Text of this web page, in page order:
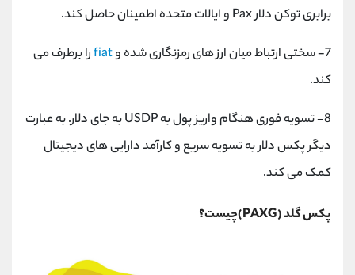
برابری توکن دلار Pax و ایالات متحده اطمینان حاصل کند.
7- سختی ارتباط میان ارز های رمزنگاری شده و
fiatرا برطرف می
کند.
8- تسویه فوری هنگام واریز پول به USDP به جای دلار. به عبارت
دیگر پکس دلار به تسویه سریع و کارآمد دارایی های دیجیتال
کمک می کند.
پکس گلد (PAXG)چیست؟